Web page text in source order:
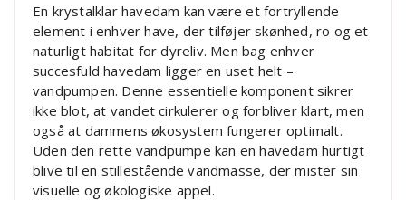
En krystalklar havedam kan være et fortryllende
element i enhver have, der tilføjer skønhed, ro og et
naturligt habitat for dyreliv. Men bag enhver
succesfuld havedam ligger en uset helt –
vandpumpen. Denne essentielle komponent sikrer
ikke blot, at vandet cirkulerer og forbliver klart, men
også at dammens økosystem fungerer optimalt.
Uden den rette vandpumpe kan en havedam hurtigt
blive til en stillestående vandmasse, der mister sin
visuelle og økologiske appel.